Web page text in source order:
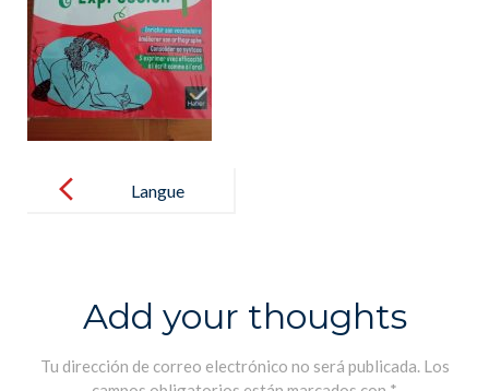
navigation
Langue
Add your thoughts
Tu dirección de correo electrónico no será publicada. Los